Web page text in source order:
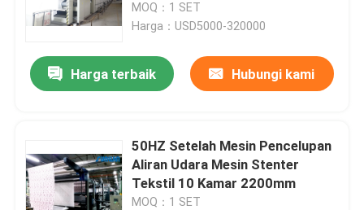
MOQ：1 SET
Harga：USD5000-320000
Harga terbaik Hubungi kami
50HZ Setelah Mesin Pencelupan
Aliran Udara Mesin Stenter
Tekstil 10 Kamar 2200mm
MOQ：1 SET